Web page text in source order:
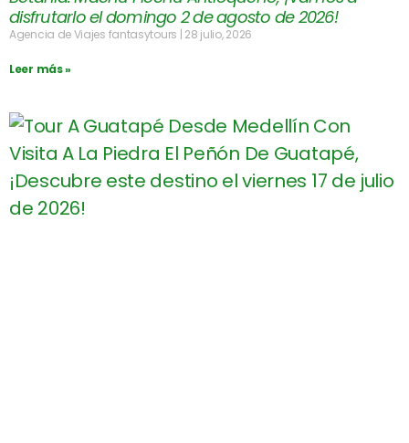
disfrutarlo el domingo 2 de agosto de 2026!
Agencia de Viajes fantasytours 28 julio, 2026
Leer más »